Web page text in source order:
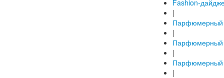
Fashion-
|
Парфюмерный
|
Парфюмерный
|
Парфюмерный
|